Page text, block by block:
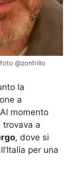
@zonfrillo
la
a
momento
trovava a
, dove si
per una